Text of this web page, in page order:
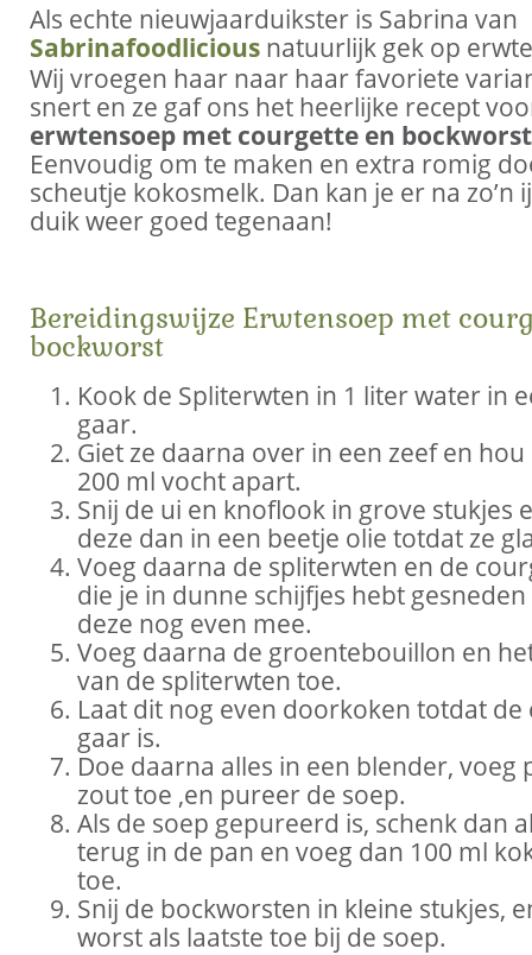
Als echte nieuwjaarduikster is Sabrina van
Sabrinafoodlicious natuurlijk gek op
Wij vroegen haar naar haar favoriete
snert en ze gaf ons het heerlijke recept
erwtensoep met courgette en bockworst
Eenvoudig om te maken en extra romig
scheutje kokosmelk. Dan kan je er na zo’n
duik weer goed tegenaan!
Bereidingswijze Erwtensoep met
bockworst
Kook de Spliterwten in 1 liter water in
gaar.
Giet ze daarna over in een zeef en
200 ml vocht apart.
Snij de ui en knoflook in grove stukjes
deze dan in een beetje olie totdat ze
Voeg daarna de spliterwten en de
die je in dunne schijfjes hebt
deze nog even mee.
Voeg daarna de groentebouillon en
van de spliterwten toe.
Laat dit nog even doorkoken totdat
gaar is.
Doe daarna alles in een blender, voeg
zout toe ,en pureer de soep.
Als de soep gepureerd is, schenk dan
terug in de pan en voeg dan 100 ml
toe.
Snij de bockworsten in kleine stukjes,
worst als laatste toe bij de soep.